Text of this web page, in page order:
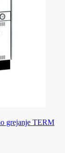
grejanje TERM